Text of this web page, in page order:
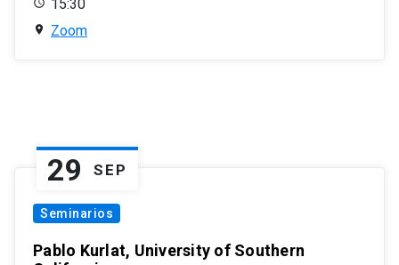
15:30
Zoom
29 SEP
Seminarios
Pablo Kurlat, University of Southern